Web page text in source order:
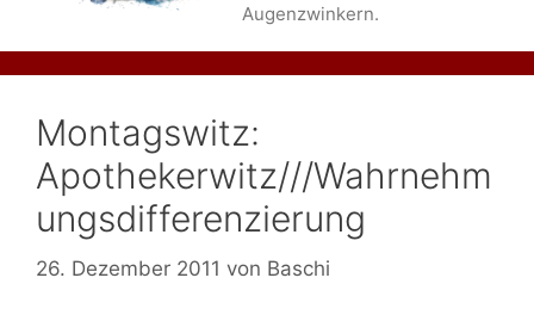
Augenzwinkern.
Montagswitz:
Apothekerwitz///Wahrnehm
ungsdifferenzierung
26. Dezember 2011 von Baschi